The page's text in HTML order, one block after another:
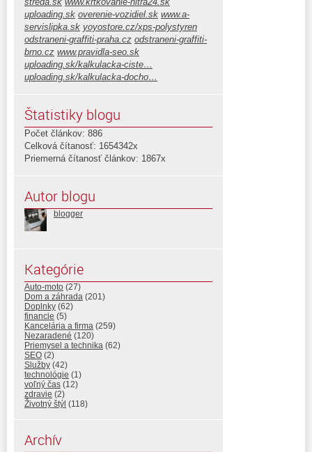
uploading.sk overenie-vozidiel.sk www.a-
servislipka.sk yoyostore.cz/xps-polystyren
odstraneni-graffiti-praha.cz odstraneni-graffiti-
brno.cz www.pravidla-seo.sk
uploading.sk/kalkulacka-ciste…
uploading.sk/kalkulacka-docho…
Štatistiky blogu
Počet článkov: 886
Celková čítanosť: 1654342x
Priemerná čítanosť článkov: 1867x
Autor blogu
blogger
Kategórie
Auto-moto (27)
Dom a záhrada (201)
Doplnky (62)
financie (5)
Kancelária a firma (259)
Nezaradené (120)
Priemysel a technika (62)
SEO (2)
Služby (42)
technológie (1)
voľný čas (12)
zdravie (2)
Životný štýl (118)
Archív